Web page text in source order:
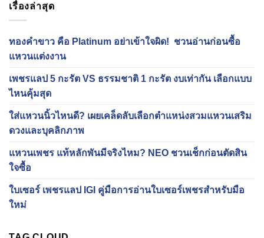
เรื่องล่าสุด
ทองคำขาว คือ Platinum อย่าเข้าใจผิด! ชวนอ่านก่อนซื้อ
แหวนแต่งงาน
เพชรแลป 5 กะรัต VS ธรรมชาติ 1 กะรัต งบเท่ากัน เลือกแบบ
ไหนคุ้มสุด
ใส่แหวนนิ้วไหนดี? เผยเคล็ดลับเลือกตำแหน่งสวมแหวนเสริม
ดวงและบุคลิกภาพ
แหวนเพชร แท้หลักพันมีจริงไหม? NEO ชวนเช็กก่อนตัดสิน
ใจซื้อ
ใบเซอร์ เพชรแลป IGI คู่มือการอ่านใบเซอร์เพชรสำหรับมือ
ใหม่